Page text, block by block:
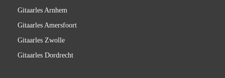
Gitaarles Arnhem
Gitaarles Amersfoort
Gitaarles Zwolle
Gitaarles Dordrecht